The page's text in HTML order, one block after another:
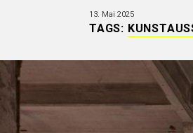
13. Mai 2025
TAGS: